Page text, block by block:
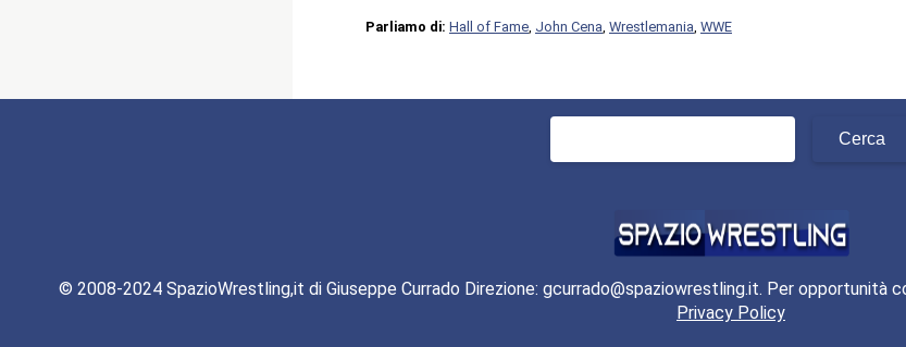
Parliamo di: Hall of Fame John Cena Wrestlemania WWE
Ricerca
© 2008-2024 SpazioWrestling,it di Giuseppe Currado Direzione: gcurrado@spaziowrestling.it. Per opportunità
Privacy Policy